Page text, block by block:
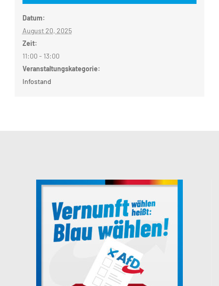
Datum:
August 20, 2025
Zeit:
11:00 - 13:00
Veranstaltungskategorie:
Infostand